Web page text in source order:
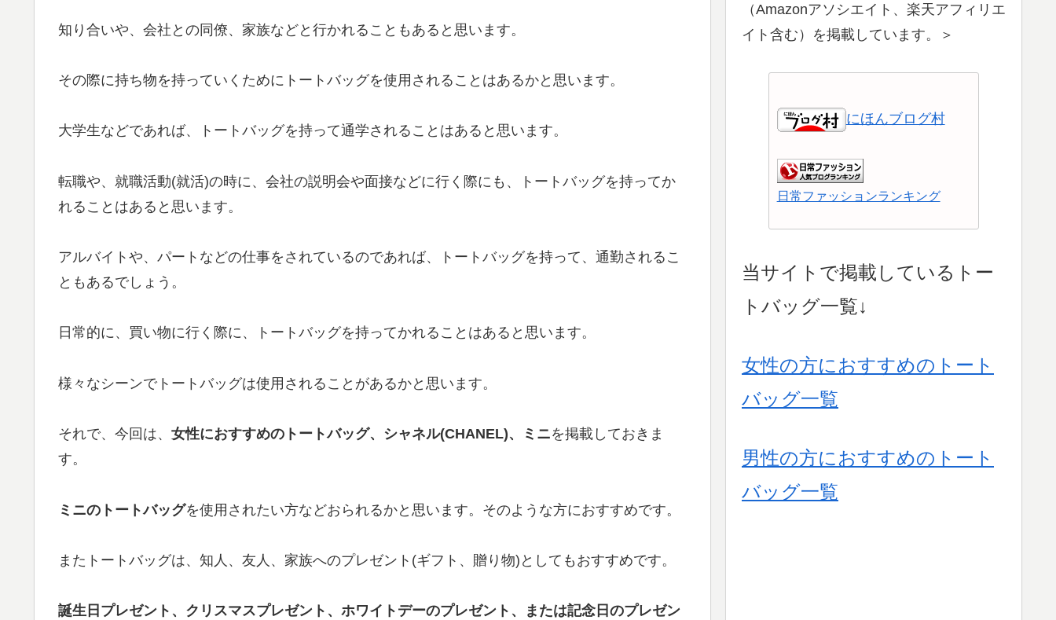
知り合いや、会社との同僚、家族などと行かれることもあると思います。
その際に持ち物を持っていくためにトートバッグを使用されることはあるかと思います。
大学生などであれば、トートバッグを持って通学されることはあると思います。
転職や、就職活動(就活)の時に、会社の説明会や面接などに行く際にも、トートバッグを持ってか
れることはあると思います。
アルバイトや、パートなどの仕事をされているのであれば、トートバッグを持って、通勤されるこ
ともあるでしょう。
日常的に、買い物に行く際に、トートバッグを持ってかれることはあると思います。
様々なシーンでトートバッグは使用されることがあるかと思います。
それで、今回は、 女性におすすめのトートバッグ、シャネル(CHANEL)、ミニを掲載しておきま
す。
ミニのトートバッグを使用されたい方などおられるかと思います。そのような方におすすめです。
またトートバッグは、知人、友人、家族へのプレゼント(ギフト、贈り物)としてもおすすめです。
誕生日プレゼント、クリスマスプレゼント、ホワイトデーのプレゼント、または記念日のプレゼン
（Amazonアソシエイト、楽天アフィリエ
イト含む）を掲載しています。＞
にほんブログ村
日常ファッションランキング
当サイトで掲載しているトー
トバッグ一覧↓
女性の方におすすめのトート
バッグ一覧
男性の方におすすめのトート
バッグ一覧